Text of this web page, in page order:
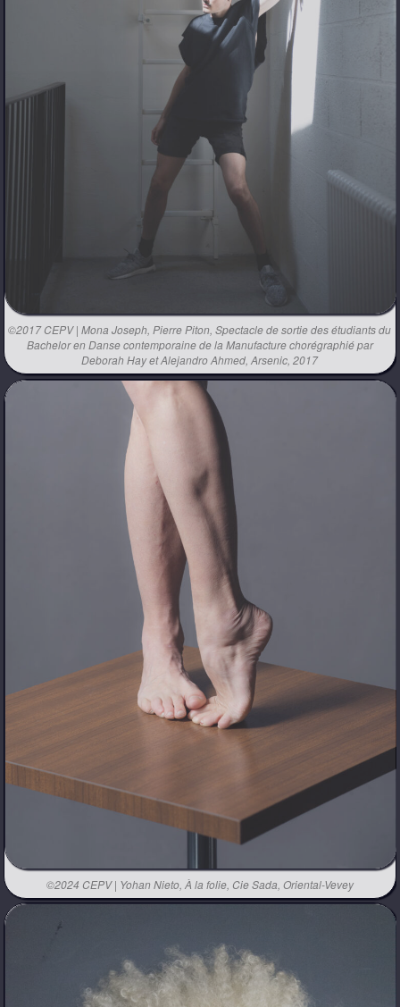
©2017 CEPV | Mona Joseph, Pierre Piton, Spectacle de sortie des étudiants du
Bachelor en Danse contemporaine de la Manufacture chorégraphié par
Deborah Hay et Alejandro Ahmed, Arsenic, 2017
©2024 CEPV | Yohan Nieto, À la folie, Cie Sada, Oriental-Vevey